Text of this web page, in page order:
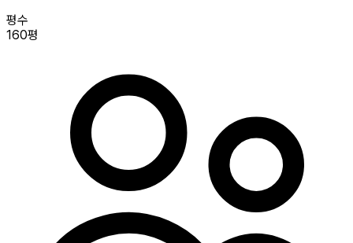
평수
160평